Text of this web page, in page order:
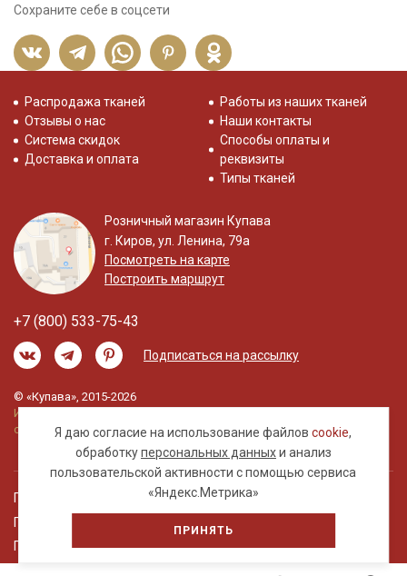
Сохраните себе в соцсети
Я даю согласие на использование файловcookie,
обработкуперсональных данныхи анализ
пользовательской активности с помощью сервиса
«Яндекс.Метрика»
ПРИНЯТЬ
Распродажа тканей
Отзывы о нас
Система скидок
Доставка и оплата
Работы из наших тканей
Наши контакты
Способы оплаты и
реквизиты
Типы тканей
Розничный магазин Купава
г. Киров, ул. Ленина, 79а
Посмотреть на карте
Построить маршрут
+7 (800) 533-75-43
Подписаться на рассылку
© «Купава», 2015-2026
Информация на сайте не является публичной
офертой.
Правовая информация
Политика обработки персональных данных
Пользовательское соглашение